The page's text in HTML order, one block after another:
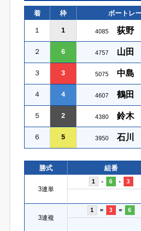
着 枠 ボートレ
１ 1 4085 荻
２ 6 4757 山
３ 3 5075 中
４ 4 4607 鶴
５ 2 4380 鈴
６ 5 3950 石
勝式 組番
3連単
1 - 6 - 3
3連複
1 = 3 = 6